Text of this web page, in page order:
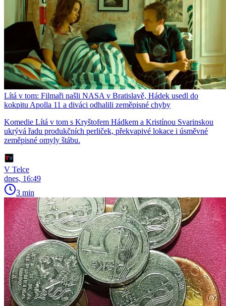
Lítá v tom: Filmaři našli NASA v Bratislavě, Hádek usedl do
kokpitu Apolla 11 a diváci odhalili zeměpisné chyby
Komedie Lítá v tom s Kryštofem Hádkem a Kristínou Svarinskou
ukrývá řadu produkčních perliček, překvapivé lokace i úsměvné
zeměpisné omyly štábu.
V Telce
dnes, 16:49
3 min